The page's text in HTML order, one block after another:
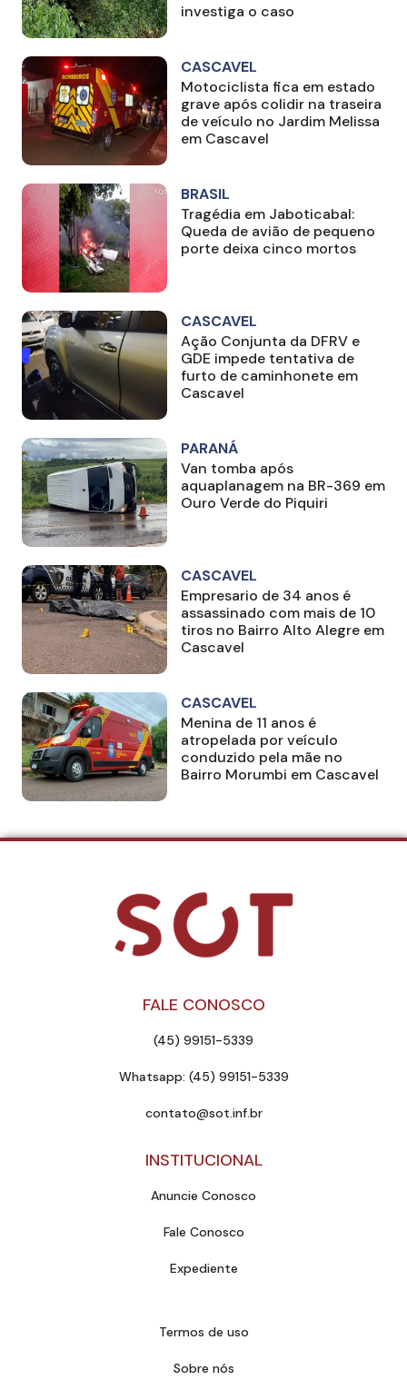
investiga o caso
CASCAVEL
Motociclista fica em estado
grave após colidir na traseira
de veículo no Jardim Melissa
em Cascavel
BRASIL
Tragédia em Jaboticabal:
Queda de avião de pequeno
porte deixa cinco mortos
CASCAVEL
Ação Conjunta da DFRV e
GDE impede tentativa de
furto de caminhonete em
Cascavel
PARANÁ
Van tomba após
aquaplanagem na BR-369 em
Ouro Verde do Piquiri
CASCAVEL
Empresario de 34 anos é
assassinado com mais de 10
tiros no Bairro Alto Alegre em
Cascavel
CASCAVEL
Menina de 11 anos é
atropelada por veículo
conduzido pela mãe no
Bairro Morumbi em Cascavel
FALE CONOSCO
(45) 99151-5339
Whatsapp: (45) 99151-5339
contato@sot.inf.br
INSTITUCIONAL
Anuncie Conosco
Fale Conosco
Expediente
Termos de uso
Sobre nós